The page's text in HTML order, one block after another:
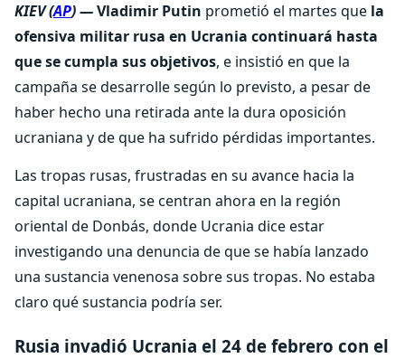
KIEV (AP) —Vladimir Putin prometió el martes que la
ofensiva militar rusa en Ucrania continuará hasta
que se cumpla sus objetivos, e insistió en que la
campaña se desarrolle según lo previsto, a pesar de
haber hecho una retirada ante la dura oposición
ucraniana y de que ha sufrido pérdidas importantes.
Las tropas rusas, frustradas en su avance hacia la
capital ucraniana, se centran ahora en la región
oriental de Donbás, donde Ucrania dice estar
investigando una denuncia de que se había lanzado
una sustancia venenosa sobre sus tropas. No estaba
claro qué sustancia podría ser.
Rusia invadió Ucrania el 24 de febrero con el